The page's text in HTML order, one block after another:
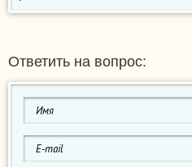
Ответить на вопрос: